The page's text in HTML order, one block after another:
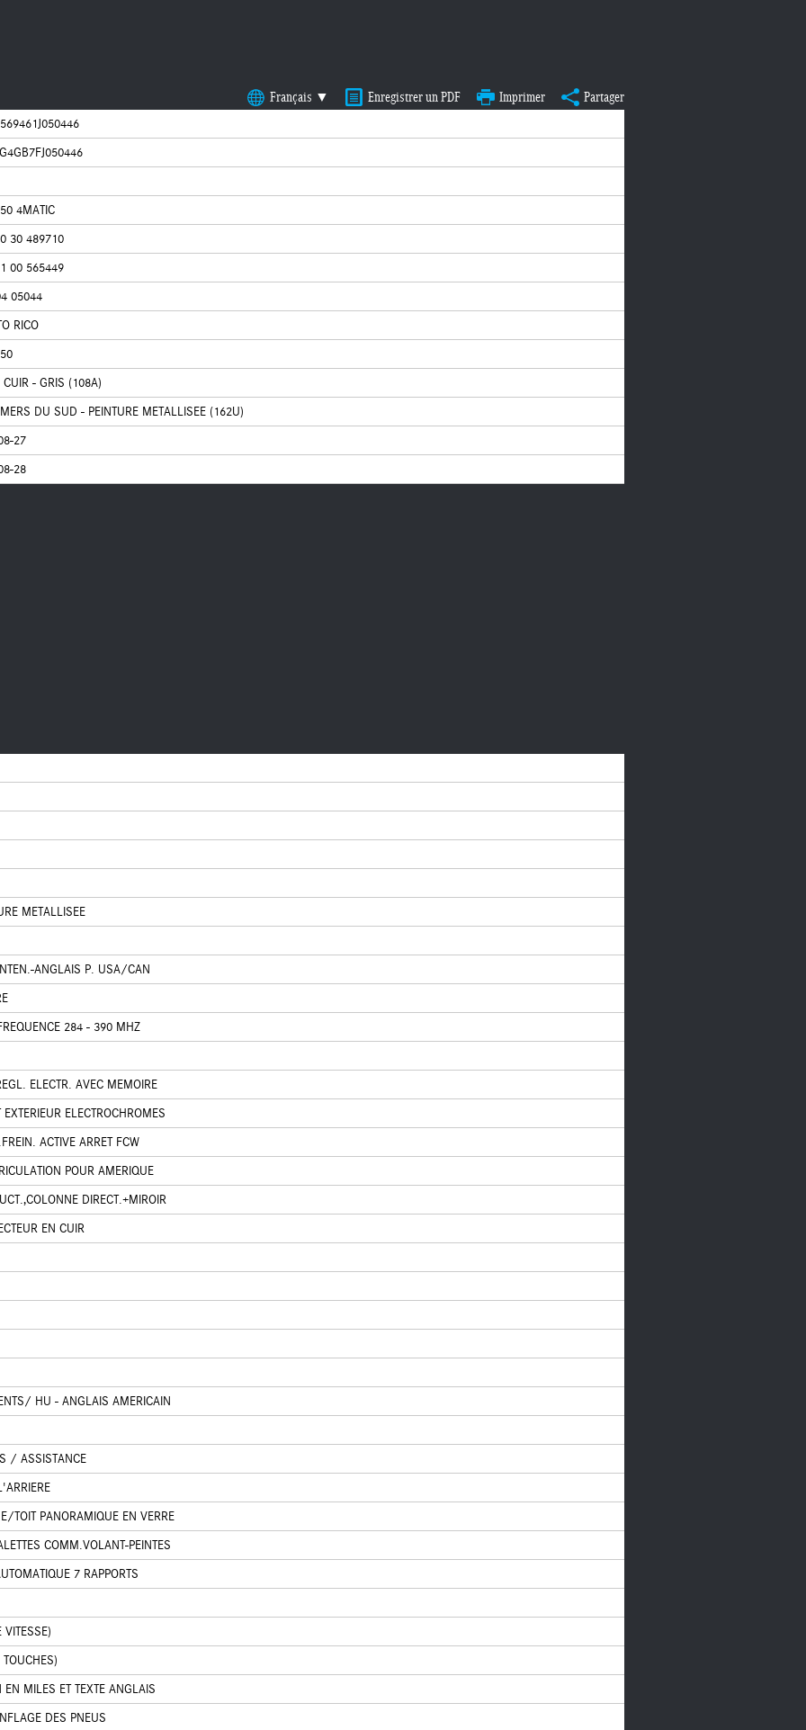
Français ▼ Enregistrer un PDF Imprimer Partager
4MATIC
30 489710
00 565449
05044
RICO
- GRIS (108A)
DU SUD - PEINTURE METALLISEE (162U)
27
28
METALLISEE
ANGLAIS P. USA/CAN
284 - 390 MHZ
ELECTR. AVEC MEMOIRE
ELECTROCHROMES
ACTIVE ARRET FCW
POUR AMERIQUE
DIRECT.+MIROIR
EN CUIR
HU - ANGLAIS AMERICAIN
/ ASSISTANCE
TOIT PANORAMIQUE EN VERRE
COMM.VOLANT-PEINTES
7 RAPPORTS
VITESSE)
MILES ET TEXTE ANGLAIS
DES PNEUS